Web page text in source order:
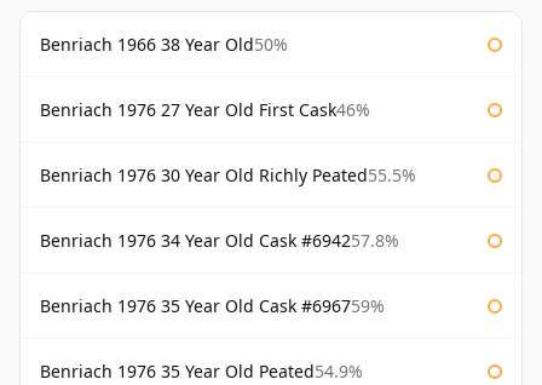
Benriach 1966 38 Year Old50%
Benriach 1976 27 Year Old First Cask46%
Benriach 1976 30 Year Old Richly Peated55.5%
Benriach 1976 34 Year Old Cask #694257.8%
Benriach 1976 35 Year Old Cask #696759%
Benriach 1976 35 Year Old Peated54.9%